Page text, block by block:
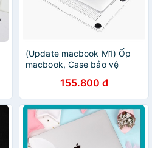
(Update macbook M1) Ốp
macbook, Case bảo vệ
mabook air M1 trong suốt,
chống va đập cho máy
155.800 đ